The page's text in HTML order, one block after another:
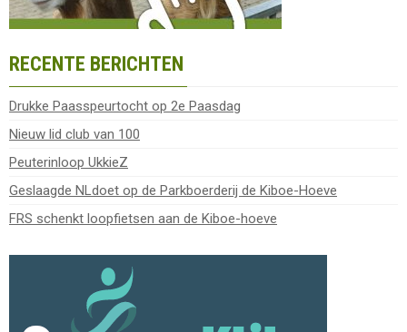
RECENTE BERICHTEN
Drukke Paasspeurtocht op 2e Paasdag
Nieuw lid club van 100
Peuterinloop UkkieZ
Geslaagde NLdoet op de Parkboerderij de Kiboe-Hoeve
FRS schenkt loopfietsen aan de Kiboe-hoeve